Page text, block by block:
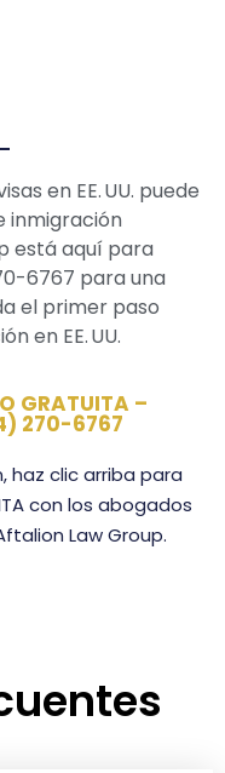
en EE. UU. puede
inmigración
está aquí para
6767 para una
el primer paso
en EE. UU.
GRATUITA –
270-6767
haz clic arriba para
con los abogados
Law Group.